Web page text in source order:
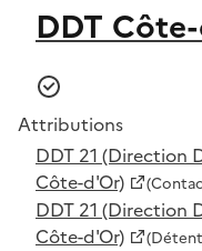
DDT
Attributions
DDT 21 (Direction
Côte-d'Or)
DDT 21 (Direction
Côte-d'Or)